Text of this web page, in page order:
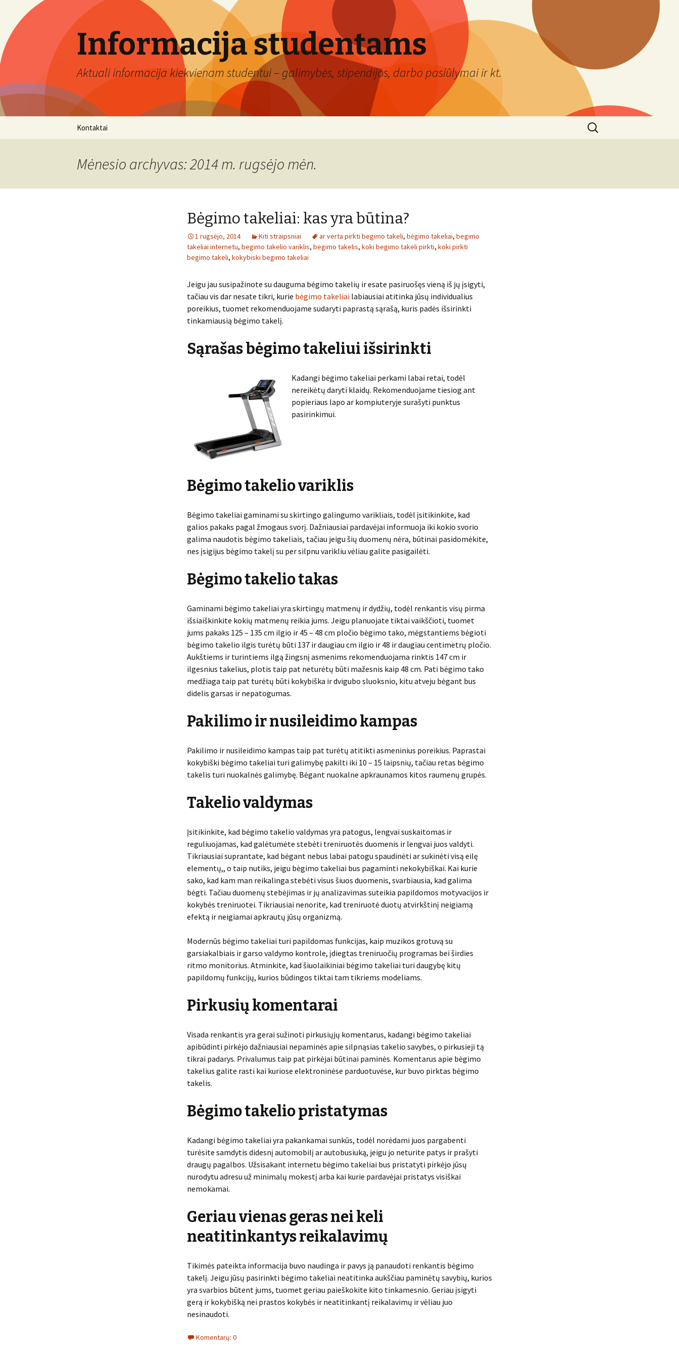
Informacija studentams
Aktuali informacija kiekvienam studentui – galimybės, stipendijos, darbo pasiūlymai ir kt.
Kontaktai
Ieškoti:
Mėnesio archyvas: 2014 m. rugsėjo mėn.
Bėgimo takeliai: kas yra būtina?
1 rugsėjo, 2014 Kiti straipsniai ar verta pirkti begimo takeli, bėgimo takeliai, begimo
takeliai internetu, begimo takelio variklis, begimo takelis, koki begimo takeli pirkti, koki pirkti
begimo takeli, kokybiski begimo takeliai
Jeigu jau susipažinote su dauguma bėgimo takelių ir esate pasiruošęs vieną iš jų įsigyti,
tačiau vis dar nesate tikri, kurie bėgimo takeliai labiausiai atitinka jūsų individualius
poreikius, tuomet rekomenduojame sudaryti paprastą sąrašą, kuris padės išsirinkti
tinkamiausią bėgimo takelį.
Sąrašas bėgimo takeliui išsirinkti
Kadangi bėgimo takeliai perkami labai retai, todėl
nereikėtų daryti klaidų. Rekomenduojame tiesiog ant
popieriaus lapo ar kompiuteryje surašyti punktus
pasirinkimui.
Bėgimo takelio variklis
Bėgimo takeliai gaminami su skirtingo galingumo varikliais, todėl įsitikinkite, kad
galios pakaks pagal žmogaus svorį. Dažniausiai pardavėjai informuoja iki kokio svorio
galima naudotis bėgimo takeliais, tačiau jeigu šių duomenų nėra, būtinai pasidomėkite,
nes įsigijus bėgimo takelį su per silpnu varikliu vėliau galite pasigailėti.
Bėgimo takelio takas
Gaminami bėgimo takeliai yra skirtingų matmenų ir dydžių, todėl renkantis visų pirma
išsiaiškinkite kokių matmenų reikia jums. Jeigu planuojate tiktai vaikščioti, tuomet
jums pakaks 125 – 135 cm ilgio ir 45 – 48 cm pločio bėgimo tako, mėgstantiems bėgioti
bėgimo takelio ilgis turėtų būti 137 ir daugiau cm ilgio ir 48 ir daugiau centimetrų pločio.
Aukštiems ir turintiems ilgą žingsnį asmenims rekomenduojama rinktis 147 cm ir
ilgesnius takelius, plotis taip pat neturėtų būti mažesnis kaip 48 cm. Pati bėgimo tako
medžiaga taip pat turėtų būti kokybiška ir dvigubo sluoksnio, kitu atveju bėgant bus
didelis garsas ir nepatogumas.
Pakilimo ir nusileidimo kampas
Pakilimo ir nusileidimo kampas taip pat turėtų atitikti asmeninius poreikius. Paprastai
kokybiški bėgimo takeliai turi galimybę pakilti iki 10 – 15 laipsnių, tačiau retas bėgimo
takelis turi nuokalnės galimybę. Bėgant nuokalne apkraunamos kitos raumenų grupės.
Takelio valdymas
Įsitikinkite, kad bėgimo takelio valdymas yra patogus, lengvai suskaitomas ir
reguliuojamas, kad galėtumėte stebėti treniruotės duomenis ir lengvai juos valdyti.
Tikriausiai suprantate, kad bėgant nebus labai patogu spaudinėti ar sukinėti visą eilę
elementų,, o taip nutiks, jeigu bėgimo takeliai bus pagaminti nekokybiškai. Kai kurie
sako, kad kam man reikalinga stebėti visus šiuos duomenis, svarbiausia, kad galima
bėgti. Tačiau duomenų stebėjimas ir jų analizavimas suteikia papildomos motyvacijos ir
kokybės treniruotei. Tikriausiai nenorite, kad treniruotė duotų atvirkštinį neigiamą
efektą ir neigiamai apkrautų jūsų organizmą.
Modernūs bėgimo takeliai turi papildomas funkcijas, kaip muzikos grotuvą su
garsiakalbiais ir garso valdymo kontrole, įdiegtas treniruočių programas bei širdies
ritmo monitorius. Atminkite, kad šiuolaikiniai bėgimo takeliai turi daugybę kitų
papildomų funkcijų, kurios būdingos tiktai tam tikriems modeliams.
Pirkusių komentarai
Visada renkantis yra gerai sužinoti pirkusiųjų komentarus, kadangi bėgimo takeliai
apibūdinti pirkėjo dažniausiai nepaminės apie silpnąsias takelio savybes, o pirkusieji tą
tikrai padarys. Privalumus taip pat pirkėjai būtinai paminės. Komentarus apie bėgimo
takelius galite rasti kai kuriose elektroninėse parduotuvėse, kur buvo pirktas bėgimo
takelis.
Bėgimo takelio pristatymas
Kadangi bėgimo takeliai yra pakankamai sunkūs, todėl norėdami juos pargabenti
turėsite samdytis didesnį automobilį ar autobusiuką, jeigu jo neturite patys ir prašyti
draugų pagalbos. Užsisakant internetu bėgimo takeliai bus pristatyti pirkėjo jūsų
nurodytu adresu už minimalų mokestį arba kai kurie pardavėjai pristatys visiškai
nemokamai.
Geriau vienas geras nei keli
neatitinkantys reikalavimų
Tikimės pateikta informacija buvo naudinga ir pavys ją panaudoti renkantis bėgimo
takelį. Jeigu jūsų pasirinkti bėgimo takeliai neatitinka aukščiau paminėtų savybių, kurios
yra svarbios būtent jums, tuomet geriau paieškokite kito tinkamesnio. Geriau įsigyti
gerą ir kokybišką nei prastos kokybės ir neatitinkantį reikalavimų ir vėliau juo
nesinaudoti.
Komentarų: 0